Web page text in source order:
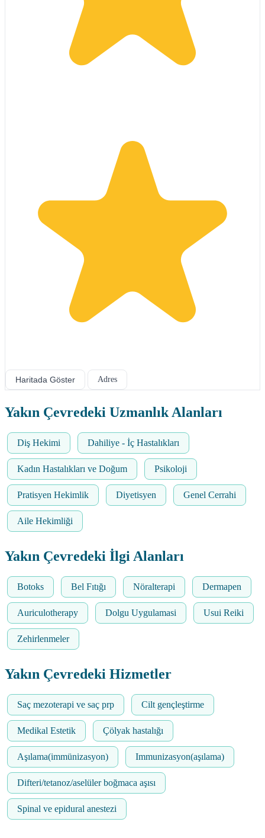
Haritada Göster Adres
Yakın Çevredeki Uzmanlık Alanları
Diş Hekimi Dahiliye - İç Hastalıkları
Kadın Hastalıkları ve Doğum Psikoloji
Pratisyen Hekimlik Diyetisyen Genel Cerrahi
Aile Hekimliği
Yakın Çevredeki İlgi Alanları
Botoks Bel Fıtığı Nöralterapi Dermapen
Auriculotherapy Dolgu Uygulamasi Usui Reiki
Zehirlenmeler
Yakın Çevredeki Hizmetler
Saç mezoterapi ve saç prp Cilt gençleştirme
Medikal Estetik Çölyak hastalığı
Aşılama(immünizasyon) Immunizasyon(aşılama)
Difteri/tetanoz/aselüler boğmaca aşısı
Spinal ve epidural anestezi